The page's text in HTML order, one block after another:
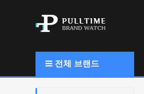
전체 브랜드